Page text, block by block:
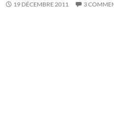
19 DÉCEMBRE 2011 3